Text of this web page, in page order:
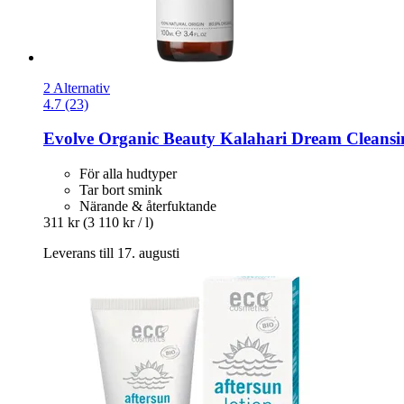
2 Alternativ
4.7 (23)
Evolve Organic Beauty Kalahari Dream
För alla hudtyper
Tar bort smink
Närande & återfuktande
311 kr (3 110 kr / l)
Leverans till 17. augusti